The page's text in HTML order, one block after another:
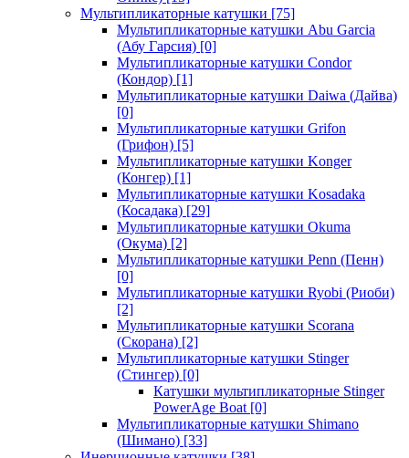
Мультипликаторные катушки [75]
Мультипликаторные катушки Abu Garcia
(Абу Гарсия) [0]
Мультипликаторные катушки Condor
(Кондор) [1]
Мультипликаторные катушки Daiwa (Дайва)
[0]
Мультипликаторные катушки Grifon
(Грифон) [5]
Мультипликаторные катушки Konger
(Конгер) [1]
Мультипликаторные катушки Kosadaka
(Косадака) [29]
Мультипликаторные катушки Okuma
(Окума) [2]
Мультипликаторные катушки Penn (Пенн)
[0]
Мультипликаторные катушки Ryobi (Риоби)
[2]
Мультипликаторные катушки Scorana
(Скорана) [2]
Мультипликаторные катушки Stinger
(Стингер) [0]
Катушки мультипликаторные Stinger
PowerAge Boat [0]
Мультипликаторные катушки Shimano
(Шимано) [33]